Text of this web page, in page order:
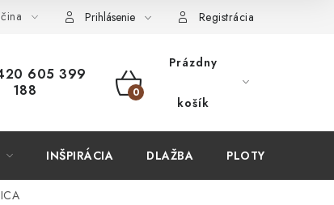
NÁS? VIRTUÁLNA PREHLIADKA Obchodné
Prihlásenie Registrácia
605 399
188
NÁKUPNÝ
Prázdny
košík
INŠPIRÁCIA DLAŽBA PLOTY